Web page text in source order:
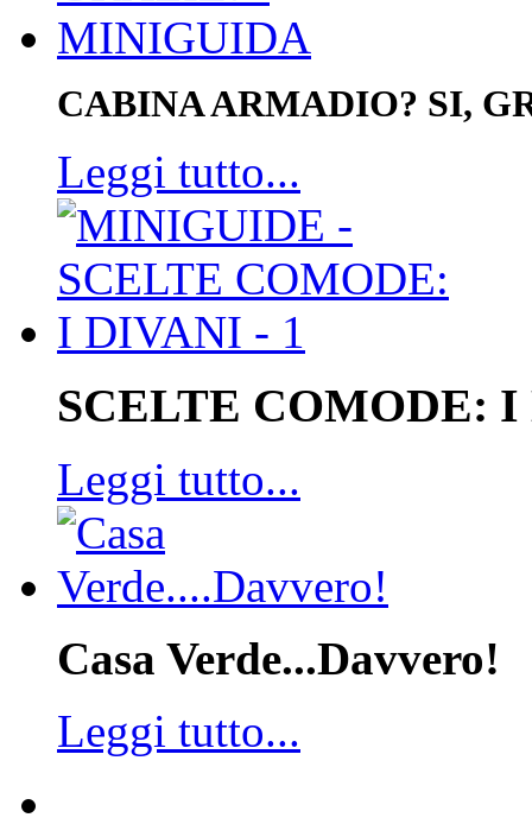
CABINA ARMADIO? SI,
Leggi tutto...
SCELTE COMODE:
Leggi tutto...
Casa Verde...Davvero!
Leggi tutto...